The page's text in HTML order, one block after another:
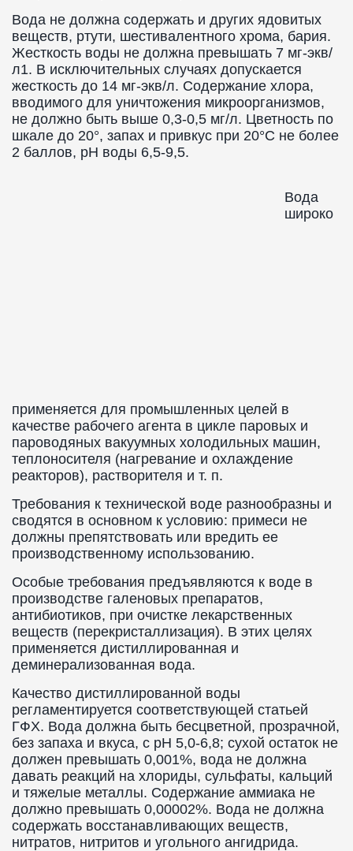
Вода не должна содержать и других ядовитых
веществ, ртути, шестивалентного хрома, бария.
Жесткость воды не должна превышать 7 мг-экв/
л1. В исключительных случаях допускается
жесткость до 14 мг-экв/л. Содержание хлора,
вводимого для уничтожения микроорганизмов,
не должно быть выше 0,3-0,5 мг/л. Цветность по
шкале до 20°, запах и привкус при 20°С не более
2 баллов, рН воды 6,5-9,5.
Вода
широко
применяется для промышленных целей в
качестве рабочего агента в цикле паровых и
пароводяных вакуумных холодильных машин,
теплоносителя (нагревание и охлаждение
реакторов), растворителя и т. п.
Требования к технической воде разнообразны и
сводятся в основном к условию: примеси не
должны препятствовать или вредить ее
производственному использованию.
Особые требования предъявляются к воде в
производстве галеновых препаратов,
антибиотиков, при очистке лекарственных
веществ (перекристаллизация). В этих целях
применяется дистиллированная и
деминерализованная вода.
Качество дистиллированной воды
регламентируется соответствующей статьей
ГФХ. Вода должна быть бесцветной, прозрачной,
без запаха и вкуса, с рН 5,0-6,8; сухой остаток не
должен превышать 0,001%, вода не должна
давать реакций на хлориды, сульфаты, кальций
и тяжелые металлы. Содержание аммиака не
должно превышать 0,00002%. Вода не должна
содержать восстанавливающих веществ,
нитратов, нитритов и угольного ангидрида.